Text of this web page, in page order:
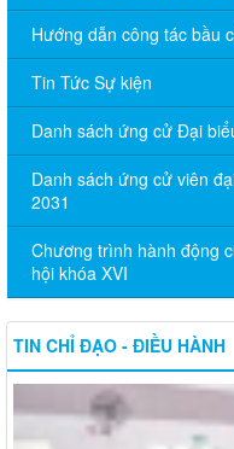
Hướng dẫn công tác bầu
Tin Tức Sự kiện
Danh sách ứng cử Đại
Danh sách ứng cử viên
2031
Chương trình hành động
hội khóa XVI
TIN CHỈ ĐẠO - ĐIỀU HÀNH